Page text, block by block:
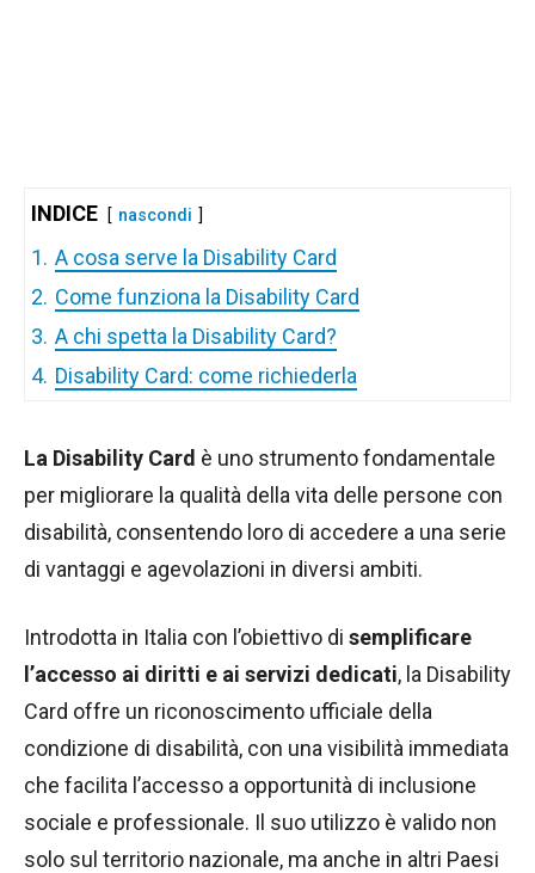
INDICE nascondi
1. A cosa serve la Disability Card
2. Come funziona la Disability Card
3. A chi spetta la Disability Card?
4. Disability Card: come richiederla
La Disability Card è uno strumento fondamentale
per migliorare la qualità della vita delle persone con
disabilità, consentendo loro di accedere a una serie
di vantaggi e agevolazioni in diversi ambiti.
Introdotta in Italia con l’obiettivo di semplificare
l’accesso ai diritti e ai servizi dedicati, la Disability
Card offre un riconoscimento ufficiale della
condizione di disabilità, con una visibilità immediata
che facilita l’accesso a opportunità di inclusione
sociale e professionale. Il suo utilizzo è valido non
solo sul territorio nazionale, ma anche in altri Paesi